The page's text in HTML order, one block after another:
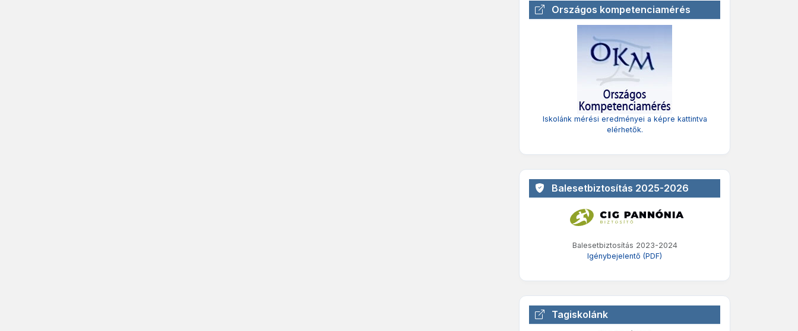
Országos kompetenciamérés
Iskolánk mérési eredményei a képre kattintva
elérhetők.
Balesetbiztosítás 2025-2026
Balesetbiztosítás 2023-2024
Igénybejelentő (PDF)
Tagiskolánk